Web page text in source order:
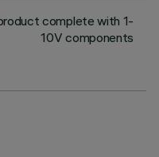
complete with 1-
10V components